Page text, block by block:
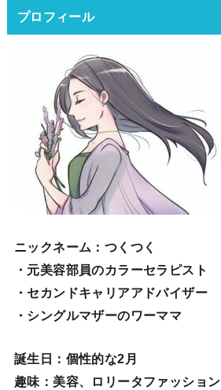
プロフィール
ニックネーム ：つくつく
・元美容部員のカラーセラピスト
・セカンドキャリアアドバイザー
・シングルマザーのワーママ
誕生日 ：個性的な2月
趣味 ：美容、ロリータファッション